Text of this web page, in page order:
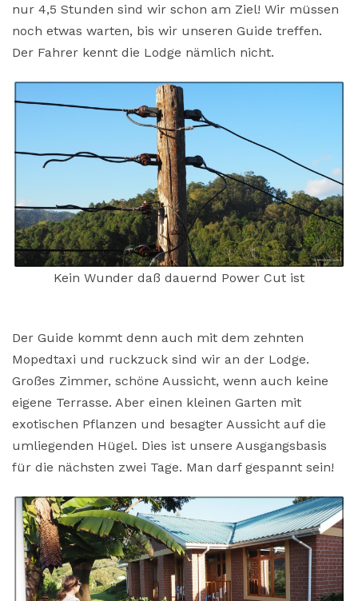
nur 4,5 Stunden sind wir schon am Ziel! Wir müssen
noch etwas warten, bis wir unseren Guide treffen.
Der Fahrer kennt die Lodge nämlich nicht.
Kein Wunder daß dauernd Power Cut ist
Der Guide kommt denn auch mit dem zehnten
Mopedtaxi und ruckzuck sind wir an der Lodge.
Großes Zimmer, schöne Aussicht, wenn auch keine
eigene Terrasse. Aber einen kleinen Garten mit
exotischen Pflanzen und besagter Aussicht auf die
umliegenden Hügel. Dies ist unsere Ausgangsbasis
für die nächsten zwei Tage. Man darf gespannt sein!